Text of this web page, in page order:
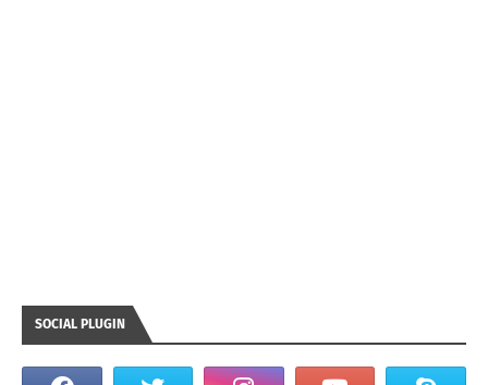
SOCIAL PLUGIN